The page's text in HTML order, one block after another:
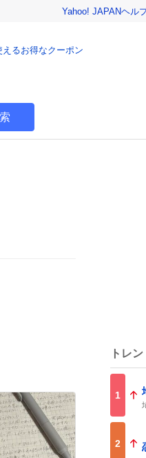
Yahoo! JAPANヘル
るお得なクーポン
トレン
1
2